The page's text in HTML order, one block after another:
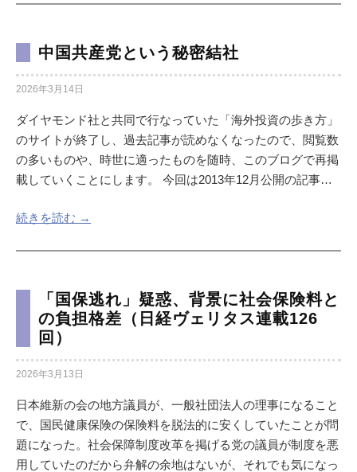
中国共産党という秘密結社
2026年3月14日
ダイヤモンド社と共同で行なっていた「海外投資の歩き方」
のサイトが終了し、過去記事が読めなくなったので、閲覧数
の多いものや、時世に適ったものを随時、このブログで再掲
載していくことにします。 今回は2013年12月公開の記事…
続きを読む →
「国保逃れ」疑惑、背景に社会保険料と
の負担格差（日経ヴェリタス連載126
回）
2026年3月13日
日本維新の会の地方議員が、一般社団法人の理事になること
で、国民健康保険の保険料を脱法的に安くしていたことが問
題になった。社会保障制度改革を掲げる党の議員が制度を悪
用していたのだから弁解の余地はないが、それでも気になっ